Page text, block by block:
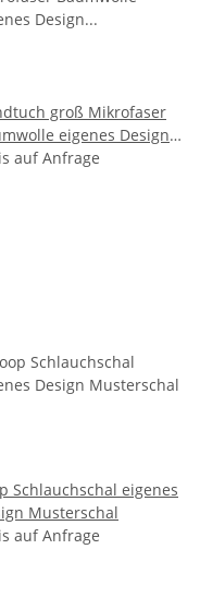
groß Mikrofaser
eigenes Design
auf Anfrage
eigenes
Musterschal
auf Anfrage